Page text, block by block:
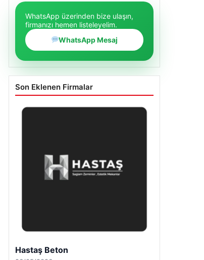
WhatsApp üzerinden bize ulaşın,
firmanızı hemen listeleyelim.
WhatsApp Mesaj
Son Eklenen Firmalar
Hastaş Beton